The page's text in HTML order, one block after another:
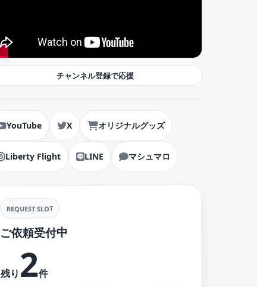
チャンネル登録で応援
YouTube X オリジナルグッズ
Liberty Flight LINE マシュマロ
REQUEST SLOT
ご依頼受付中
残り 2件